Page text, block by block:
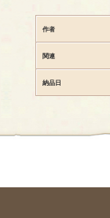
作者
関連
納品日